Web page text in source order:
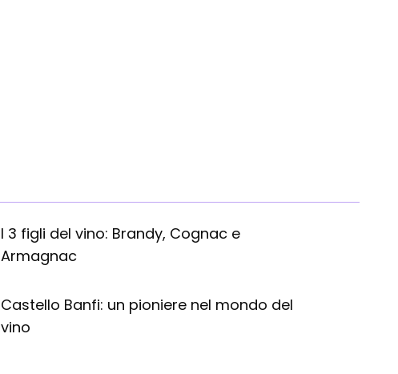
I 3 figli del vino: Brandy, Cognac e
Armagnac
Castello Banfi: un pioniere nel mondo del
vino